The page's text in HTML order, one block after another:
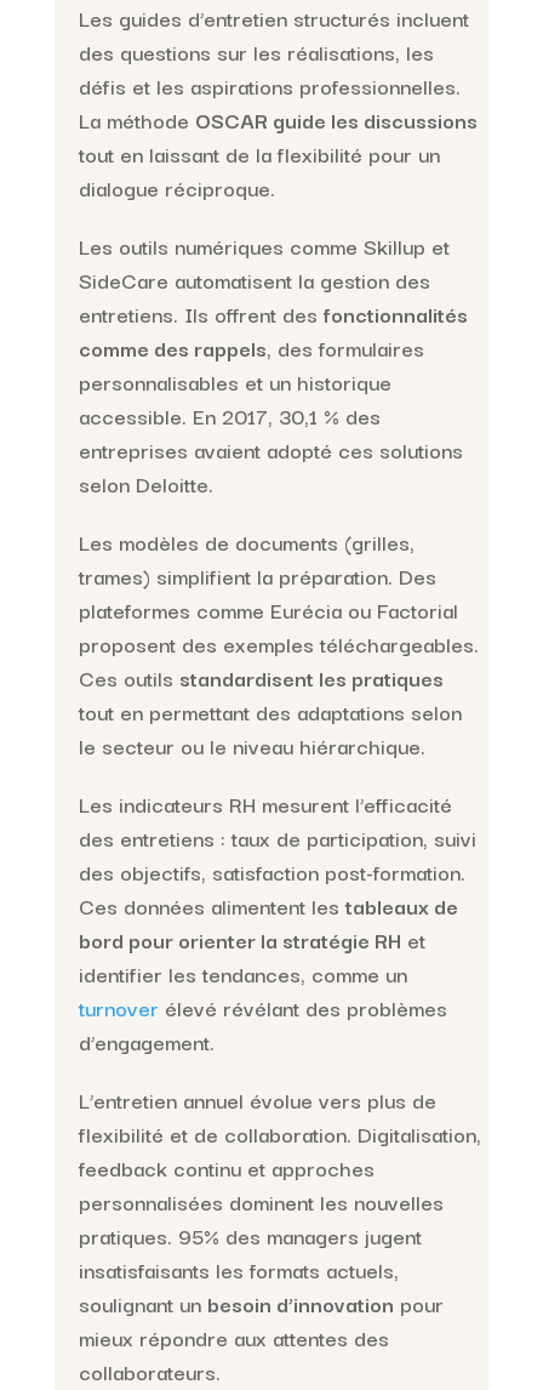
Les guides d’entretien structurés incluent
des questions sur les réalisations, les
défis et les aspirations professionnelles.
La méthode OSCAR guide les discussions
tout en laissant de la flexibilité pour un
dialogue réciproque.
Les outils numériques comme Skillup et
SideCare automatisent la gestion des
entretiens. Ils offrent des fonctionnalités
comme des rappels, des formulaires
personnalisables et un historique
accessible. En 2017, 30,1 % des
entreprises avaient adopté ces solutions
selon Deloitte.
Les modèles de documents (grilles,
trames) simplifient la préparation. Des
plateformes comme Eurécia ou Factorial
proposent des exemples téléchargeables.
Ces outils standardisent les pratiques
tout en permettant des adaptations selon
le secteur ou le niveau hiérarchique.
Les indicateurs RH mesurent l’efficacité
des entretiens : taux de participation, suivi
des objectifs, satisfaction post-formation.
Ces données alimentent lestableaux de
bord pour orienter la stratégie RH et
identifier les tendances, comme un
turnover élevé révélant des problèmes
d’engagement.
L’entretien annuel évolue vers plus de
flexibilité et de collaboration. Digitalisation,
feedback continu et approches
personnalisées dominent les nouvelles
pratiques. 95% des managers jugent
insatisfaisants les formats actuels,
soulignant un besoin d’innovation pour
mieux répondre aux attentes des
collaborateurs.